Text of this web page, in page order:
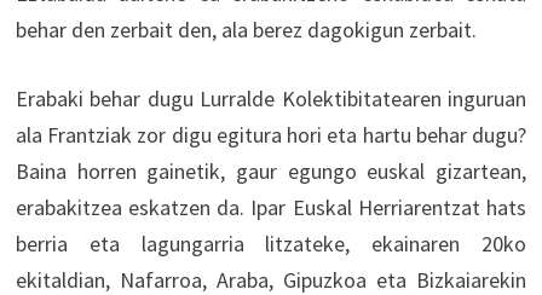
behar den zerbait den, ala berez dagokigun zerbait.
Erabaki behar dugu Lurralde Kolektibitatearen inguruan
ala Frantziak zor digu egitura hori eta hartu behar dugu?
Baina horren gainetik, gaur egungo euskal gizartean,
erabakitzea eskatzen da. Ipar Euskal Herriarentzat hats
berria eta lagungarria litzateke, ekainaren 20ko
ekitaldian, Nafarroa, Araba, Gipuzkoa eta Bizkaiarekin